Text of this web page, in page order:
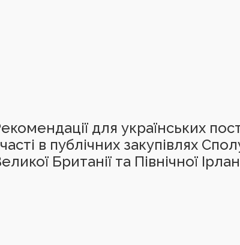
для українських
в публічних закупівлях
Британії та Північної